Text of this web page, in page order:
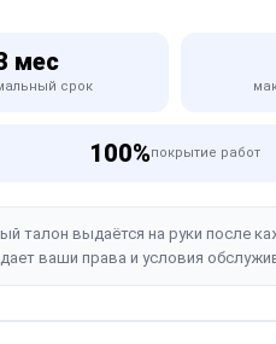
мес
срок
100%покрытие работ
талон выдаётся на руки после
ваши права и условия